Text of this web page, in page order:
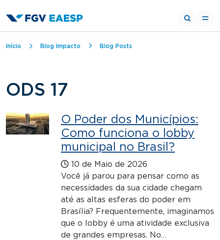
Trilha de navegação
Início Blog Impacto Blog Posts
ODS 17
O Poder dos Municípios:
Como funciona o lobby
municipal no Brasil?
10 de Maio de 2026
Você já parou para pensar como as
necessidades da sua cidade chegam
até as altas esferas do poder em
Brasília? Frequentemente, imaginamos
que o lobby é uma atividade exclusiva
de grandes empresas. No…